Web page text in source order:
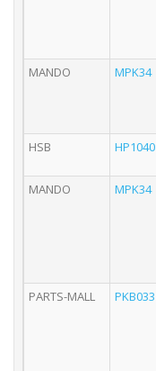
MANDO
MPK34
HSB
HP1040
MANDO
MPK34
PARTS-MALL
PKB033